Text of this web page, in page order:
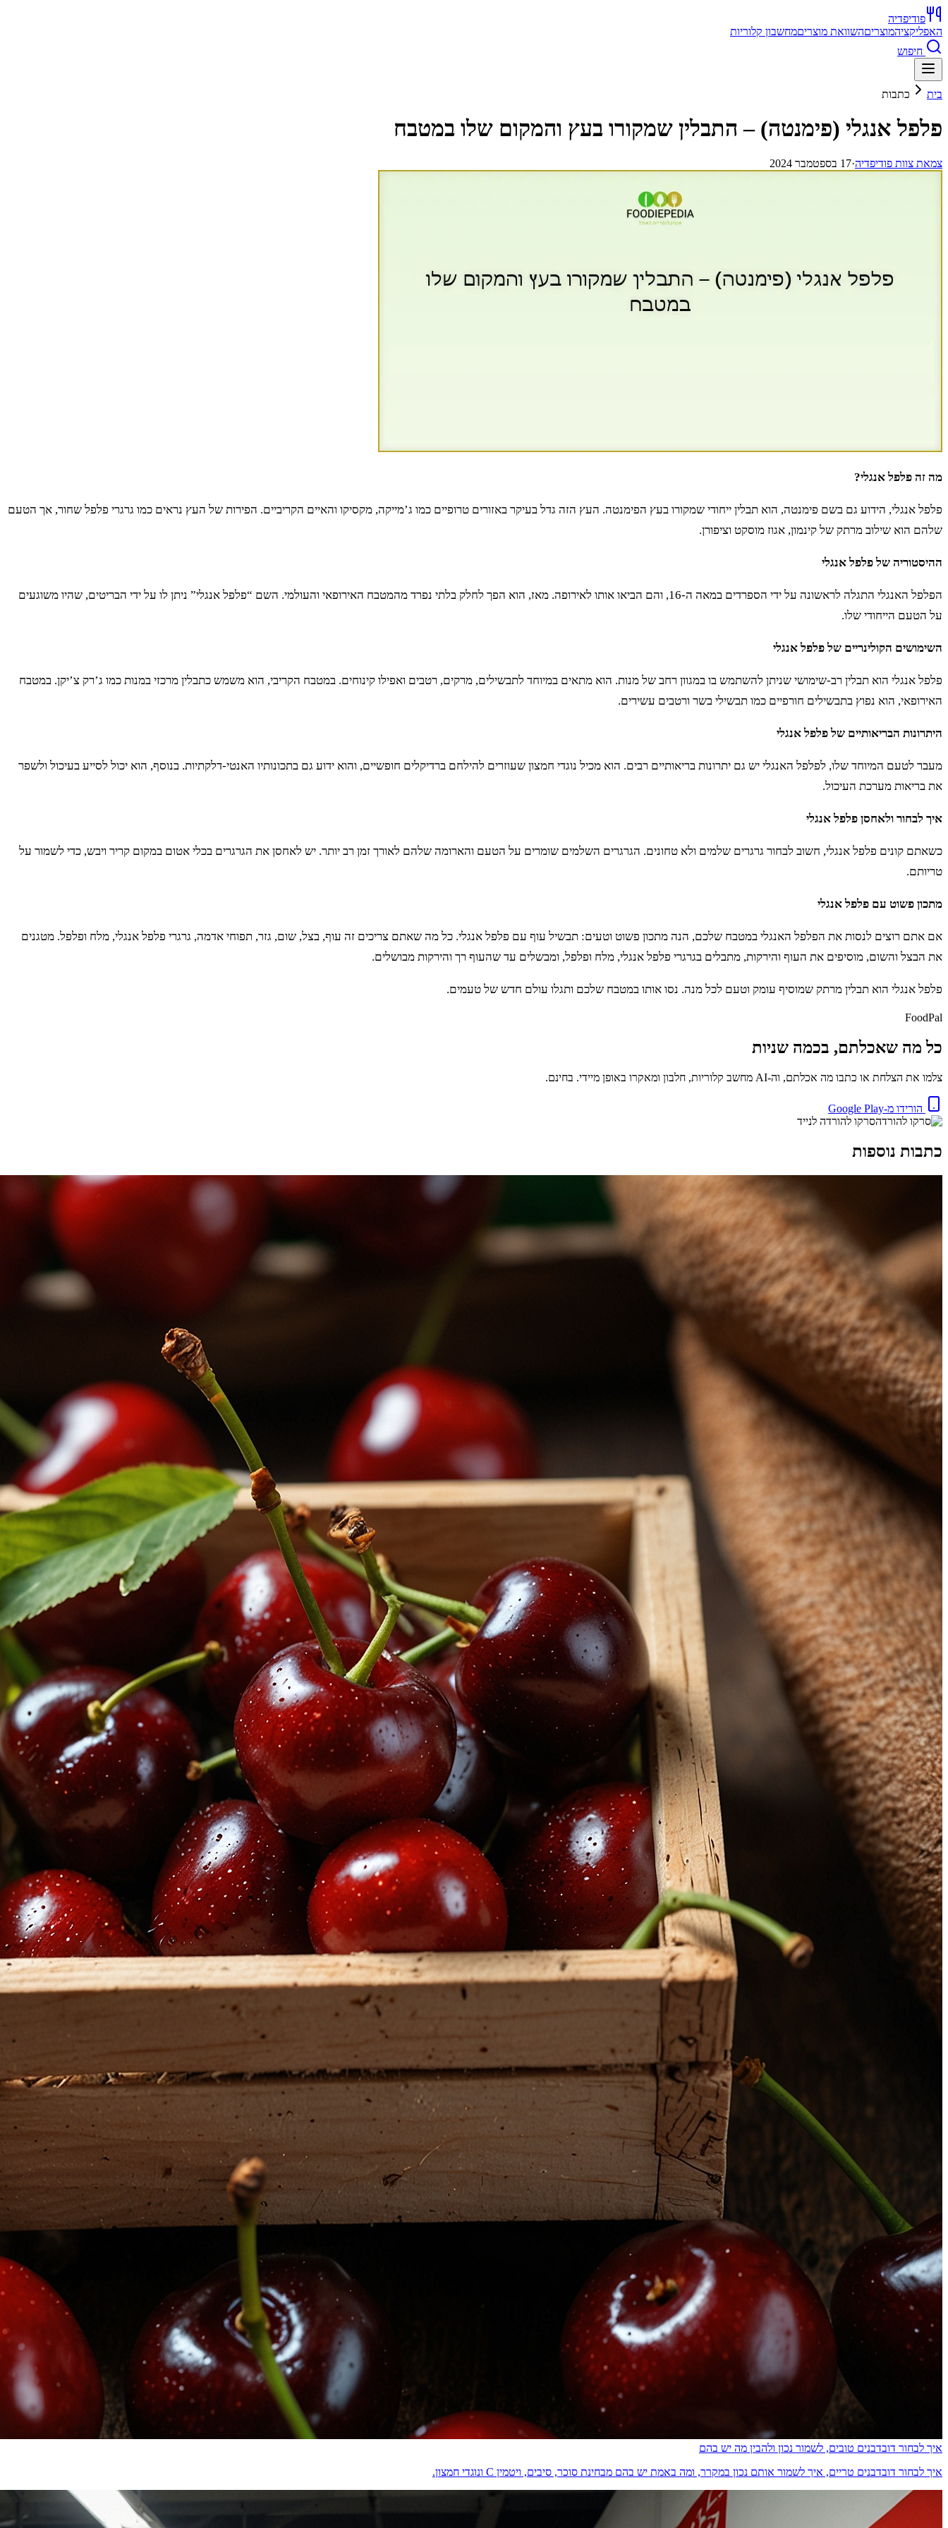
פודיפדיה
האפליקציהמוצריםהשוואת מוצריםמחשבון קלוריות
חיפוש
בית כתבות
פלפל אנגלי (פימנטה) – התבלין שמקורו בעץ והמקום שלו במטבח
צמאת צוות פודיפדיה·17 בספטמבר 2024
מה זה פלפל אנגלי?
פלפל אנגלי, הידוע גם בשם פימנטה, הוא תבלין ייחודי שמקורו בעץ הפימנטה. העץ הזה גדל בעיקר באזורים טרופיים כמו ג’מייקה, מקסיקו והאיים הקריביים. הפירות של העץ נראים כמו גרגרי פלפל שחור, אך הטעם
שלהם הוא שילוב מרתק של קינמון, אגוז מוסקט וציפורן.
ההיסטוריה של פלפל אנגלי
הפלפל האנגלי התגלה לראשונה על ידי הספרדים במאה ה-16, והם הביאו אותו לאירופה. מאז, הוא הפך לחלק בלתי נפרד מהמטבח האירופאי והעולמי. השם “פלפל אנגלי” ניתן לו על ידי הבריטים, שהיו משוגעים
על הטעם הייחודי שלו.
השימושים הקולינריים של פלפל אנגלי
פלפל אנגלי הוא תבלין רב-שימושי שניתן להשתמש בו במגוון רחב של מנות. הוא מתאים במיוחד לתבשילים, מרקים, רטבים ואפילו קינוחים. במטבח הקריבי, הוא משמש כתבלין מרכזי במנות כמו ג’רק צ’יקן. במטבח
האירופאי, הוא נפוץ בתבשילים חורפיים כמו תבשילי בשר ורטבים עשירים.
היתרונות הבריאותיים של פלפל אנגלי
מעבר לטעם המיוחד שלו, לפלפל האנגלי יש גם יתרונות בריאותיים רבים. הוא מכיל נוגדי חמצון שעוזרים להילחם ברדיקלים חופשיים, והוא ידוע גם בתכונותיו האנטי-דלקתיות. בנוסף, הוא יכול לסייע בעיכול ולשפר
את בריאות מערכת העיכול.
איך לבחור ולאחסן פלפל אנגלי
כשאתם קונים פלפל אנגלי, חשוב לבחור גרגרים שלמים ולא טחונים. הגרגרים השלמים שומרים על הטעם והארומה שלהם לאורך זמן רב יותר. יש לאחסן את הגרגרים בכלי אטום במקום קריר ויבש, כדי לשמור על
טריותם.
מתכון פשוט עם פלפל אנגלי
אם אתם רוצים לנסות את הפלפל האנגלי במטבח שלכם, הנה מתכון פשוט וטעים: תבשיל עוף עם פלפל אנגלי. כל מה שאתם צריכים זה עוף, בצל, שום, גזר, תפוחי אדמה, גרגרי פלפל אנגלי, מלח ופלפל. מטגנים
את הבצל והשום, מוסיפים את העוף והירקות, מתבלים בגרגרי פלפל אנגלי, מלח ופלפל, ומבשלים עד שהעוף רך והירקות מבושלים.
פלפל אנגלי הוא תבלין מרתק שמוסיף עומק וטעם לכל מנה. נסו אותו במטבח שלכם ותגלו עולם חדש של טעמים.
FoodPal
כל מה שאכלתם, בכמה שניות
צלמו את הצלחת או כתבו מה אכלתם, וה-AI מחשב קלוריות, חלבון ומאקרו באופן מיידי. בחינם.
הורידו מ-Google Play
סרקו להורדה לנייד
כתבות נוספות
איך לבחור דובדבנים טובים, לשמור נכון ולהבין מה יש בהם
איך לבחור דובדבנים טריים, איך לשמור אותם נכון במקרר, ומה באמת יש בהם מבחינת סוכר, סיבים, ויטמין C ונוגדי חמצון.